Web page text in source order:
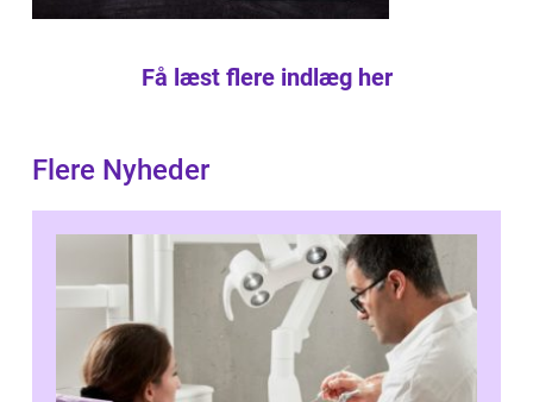
Få læst flere indlæg her
Flere Nyheder